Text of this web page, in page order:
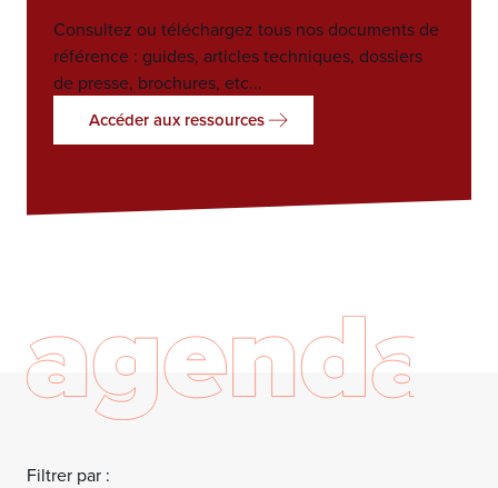
Consultez ou téléchargez tous nos documents de
référence : guides, articles techniques, dossiers
de presse, brochures, etc...
Accéder aux ressources
Filtrer par :